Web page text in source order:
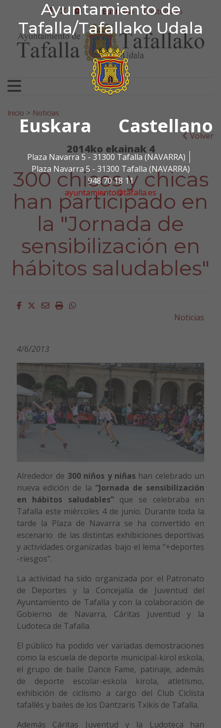
Ayuntamiento de
Tafalla/Tafallako Udala
Euskara Castellano
Plaza Navarra 5 - 31300 Tafalla (NAVARRA)
Plaza Navarra 5 - 31300 Tafalla (NAVARRA)
948 70 18 11
ayuntamiento@tafalla.es
Ir al contenido
Ayuntamiento de
facebook
twitter
youtube
Euskara Castellano
Bilatu:
Inicio > Noticias
Volver
2014ko ekainak 4
300 chicos y chicas
han participado en
la "Jornada de
sensibilización en
hábitos saludables"
Facebook
Twitter
EmailImprimirWhatsapp
Noticias
4/6/2013
Alrededor de 300 niños y niñashan celebrado un
nueva edición de la “Jornada de sensibilización
en hábitos saludables”que se celebraba en
Tafalla este miércoles 4 de junio. Durante toda la
tarde la Plaza de Navarra se ha convertido en
escenario de las distintas exhibiciones deportivas
y actividades organizadas bajo el lema “+deportes
-riesgos”.
La actividad ha sido organizada por el Patronato
de Deportes y la Concejalía de Juventud del
Ayuntamiento de Tafalla y con la colaboración de
Gobierno de Navarra, Cáritas Juventud y la
Ludoteca de Tafalla.
El público ha podido ver variadas demostraciones
como la escuela de deporte municipal-kirol eskola,
el grupo de baile Dance Fame, patinaje, además
de deporte escolar-eskola kirola, atletismo,
exhibición de ciclismo a cargo del Club Ciclista
tafallés y bailes de los Dantzaris Txikis de Tafalla.
Además Cáritas Juventud y la Ludoteca han